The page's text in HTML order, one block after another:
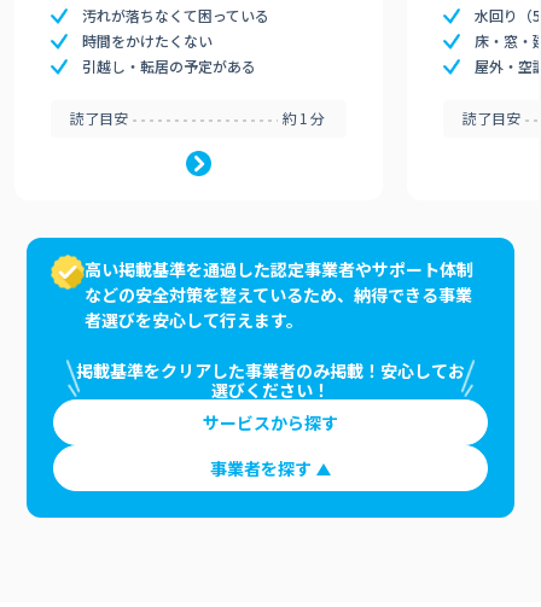
汚れが落ちなくて困っている
時間をかけたくない
引越し・転居の予定がある
読了目安 約1分
水回り（
床・窓・
屋外・空
読了目安
高い掲載基準を通過した認定事業者やサポート体制
などの安全対策を整えているため、納得できる事業
者選びを安心して行えます。
掲載基準をクリアした事業者のみ掲載！安心してお
選びください！
サービスから探す
事業者を探す